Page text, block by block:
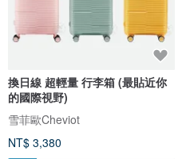
換日線 超輕量 行李箱 (最貼近你
的國際視野)
雪菲歐Cheviot
NT$ 3,380